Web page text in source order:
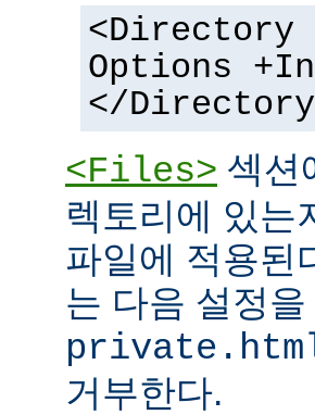
<Directory
Options
</
<Files> 섹션
렉토리에 있는
파일에 적용된
는 다음 설정
거부한다.